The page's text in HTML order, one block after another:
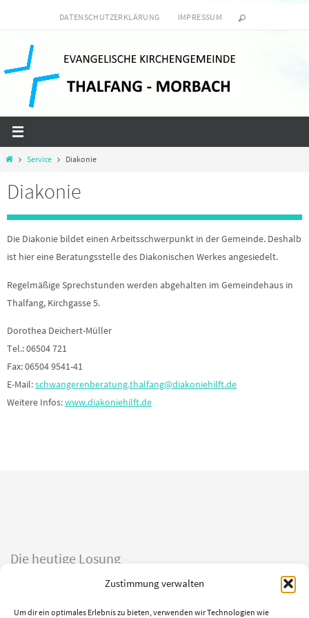
Zustimmung verwalten
Um dir ein optimales Erlebnis zu bieten, verwenden wir Technologien wie
springen
DATENSCHUTZERKLÄRUNG IMPRESSUM
StartService Diakonie
Diakonie
Die Diakonie bildet einen Arbeitsschwerpunkt in der Gemeinde. Deshalb
ist hier eine Beratungsstelle des Diakonischen Werkes angesiedelt.
Regelmäßige Sprechstunden werden abgehalten im Gemeindehaus in
Thalfang, Kirchgasse 5.
Dorothea Deichert-Müller
Tel.: 06504 721
Fax: 06504 9541-41
E-Mail:schwangerenberatung.thalfang@diakoniehilft.de
Weitere Infos:www.diakoniehilft.de
Die heutige Losung
Du machst fröhlich, was da lebet im Osten wie im Westen.
Psalm 65,9